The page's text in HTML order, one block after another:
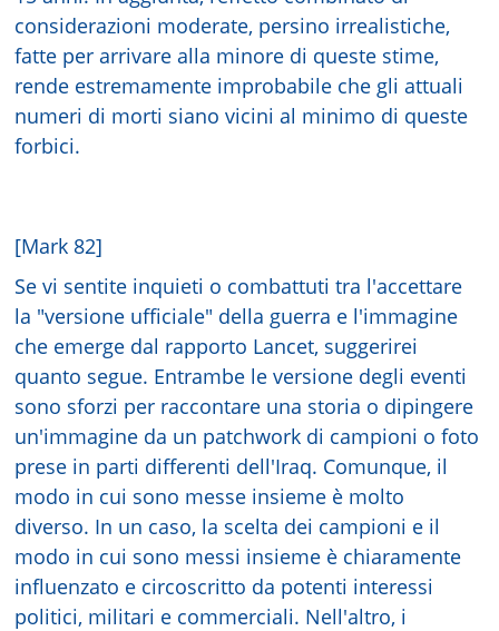
considerazioni moderate, persino irrealistiche,
fatte per arrivare alla minore di queste stime,
rende estremamente improbabile che gli attuali
numeri di morti siano vicini al minimo di queste
forbici.
[Mark 82]
Se vi sentite inquieti o combattuti tra l'accettare
la "versione ufficiale" della guerra e l'immagine
che emerge dal rapporto Lancet, suggerirei
quanto segue. Entrambe le versione degli eventi
sono sforzi per raccontare una storia o dipingere
un'immagine da un patchwork di campioni o foto
prese in parti differenti dell'Iraq. Comunque, il
modo in cui sono messe insieme è molto
diverso. In un caso, la scelta dei campioni e il
modo in cui sono messi insieme è chiaramente
influenzato e circoscritto da potenti interessi
politici, militari e commerciali. Nell'altro, i